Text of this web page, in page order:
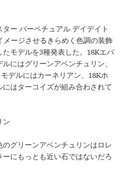
ー パーペチュアル デイデイト
メージさせるきらめく色調の装飾
モデルを3種発表した。18Kエバ
にはグリーンアベンチュリン、
デルにはカーネリアン、18Kホ
はターコイズが組み合わされて
ン
グリーンアベンチュリンはロレ
にもっとも近い石ではないだろ